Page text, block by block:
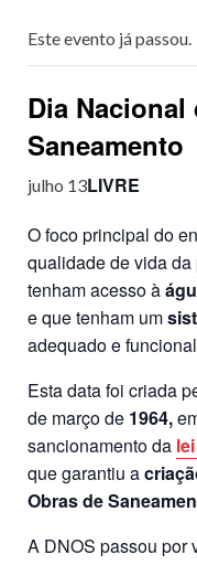
Este evento já passou.
Dia
Saneamento
julho 13LIVRE
O foco principal do
qualidade de vida
tenham acesso à
e que tenham um
adequado e
Esta data foi criada
de março de 1964,
sancionamento da
que garantiu a
Obras de
A DNOS passou por